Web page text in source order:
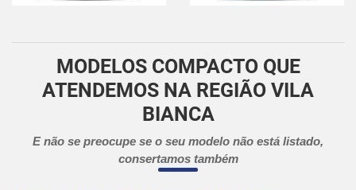
MODELOS COMPACTO QUE
ATENDEMOS NA REGIÃO VILA
BIANCA
E não se preocupe se o seu modelo não está listado,
consertamos também